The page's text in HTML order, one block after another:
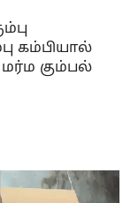
கம்பியால்
கும்பல்